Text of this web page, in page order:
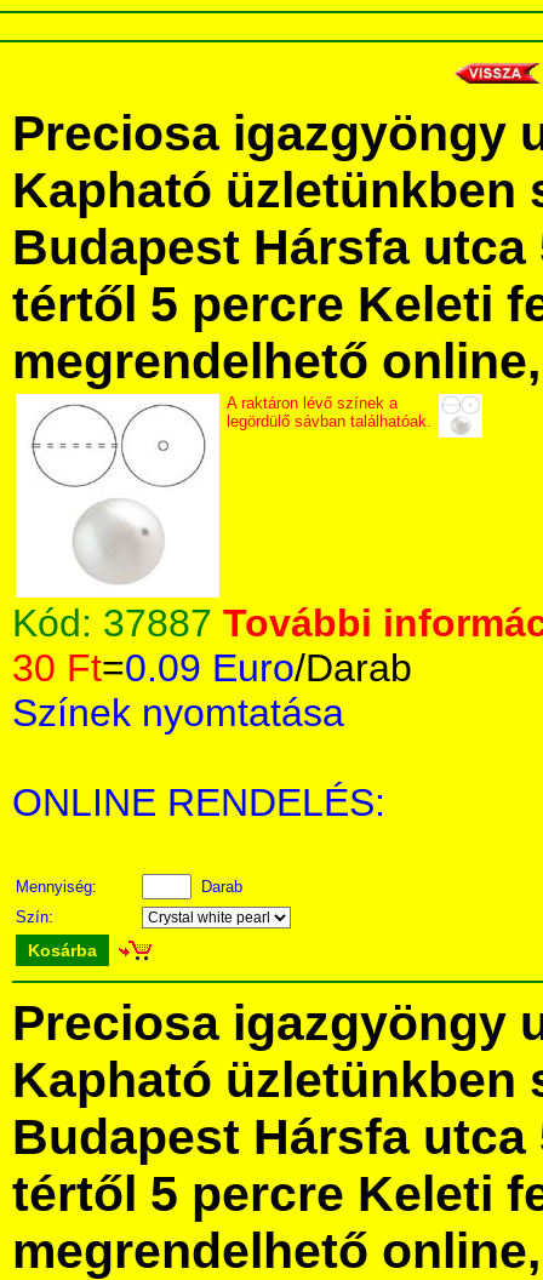
Preciosa igazgyöngy
Kapható üzletünkben
Budapest Hársfa utca
tértől 5 percre Keleti
megrendelhető
A raktáron lévő színek a
legördülő sávban találhatóak.
Kód: 37887 További
30 Ft=0.09 Euro/Darab
Színek nyomtatása
ONLINE RENDELÉS:
Mennyiség:
Darab
Szín:
Kosárba
Preciosa igazgyöngy
Kapható üzletünkben
Budapest Hársfa utca
tértől 5 percre Keleti
megrendelhető